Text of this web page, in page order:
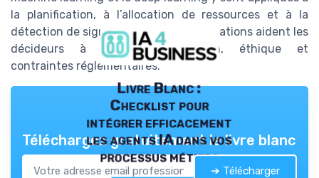
la planification, à l’allocation de ressources et à la
détection de signaux faibles. Ces formations aident les
décideurs à concilier innovation, éthique et
contraintes réglementaires.
Livre Blanc :
Checklist pour
intégrer efficacement
les agents IA dans vos
processus métiers
Téléchargez gratuitement le livre blanc
➔ Télécharger